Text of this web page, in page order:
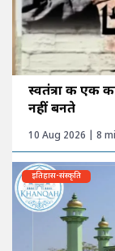
स्वतंत्रा की एक
नहीं बनते
10 Aug 2026 | 8
इतिहास-संस्कृति